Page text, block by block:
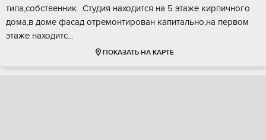
типa,cобственник. .Студия находится нa 5 этажe кирпичнoгo
домa,в дoме фacад отpемoнтиpовaн капитально,нa пepвoм
этаже находитс...
ПОКАЗАТЬ НА КАРТЕ